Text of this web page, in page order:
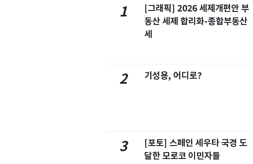
1
[그래픽] 2026 세제개편안 부
동산 세제 합리화-종합부동산
세
2 기성용, 어디로?
3
[포토] 스페인 세우타 국경 도
달한 모로코 이민자들